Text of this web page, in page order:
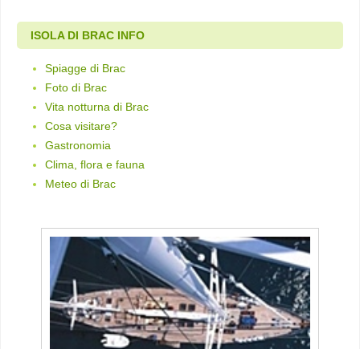
ISOLA DI BRAC INFO
Spiagge di Brac
Foto di Brac
Vita notturna di Brac
Cosa visitare?
Gastronomia
Clima, flora e fauna
Meteo di Brac